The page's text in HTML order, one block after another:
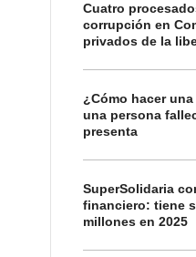
Cuatro
corrupción en
privados de la
¿Cómo hacer
una persona
presenta
SuperSolidaria
financiero: tiene
millones en 2025